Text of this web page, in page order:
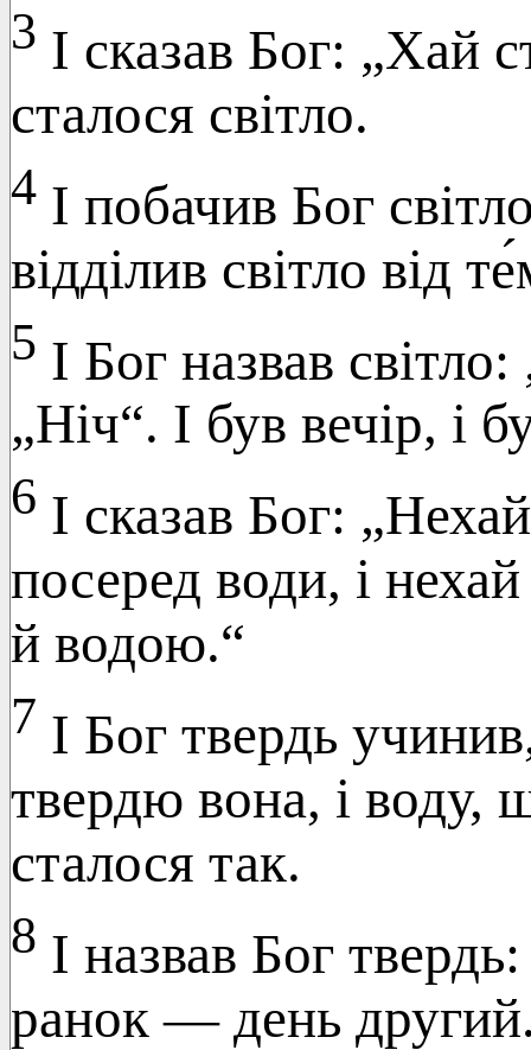
3 І сказав Бог: „Хай
сталося світло.
4 І побачив Бог
відділив світло від
5 І Бог назвав
„Ніч“. І був вечір,
6 І сказав Бог:
посеред води, і
й водою.“
7 І Бог твердь
твердю вона, і воду,
сталося так.
8 І назвав Бог
ранок — день